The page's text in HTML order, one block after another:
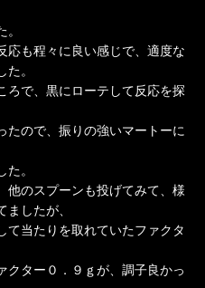
応も程々に良い感じで、適度な
。
ろで、黒にローテして反応を探
たので、振りの強いマートーに
。
他のスプーンも投げてみて、様
したが、
て当たりを取れていたファクタ
クター０．９ｇが、調子良かっ